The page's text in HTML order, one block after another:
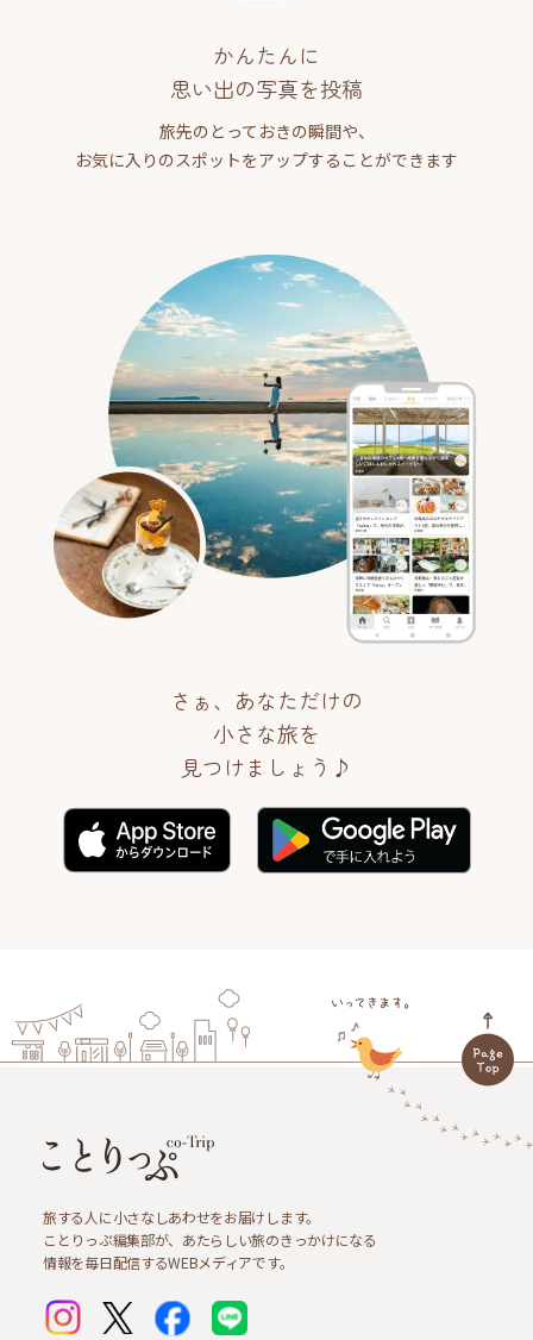
かんたんに
思い出の写真を投稿
旅先のとっておきの瞬間や、
お気に入りのスポットをアップすることができます
さぁ、あなただけの
小さな旅を
見つけましょう♪
旅する人に小さなしあわせをお届けします。
ことりっぷ編集部が、あたらしい旅のきっかけになる
情報を毎日配信するWEBメディアです。